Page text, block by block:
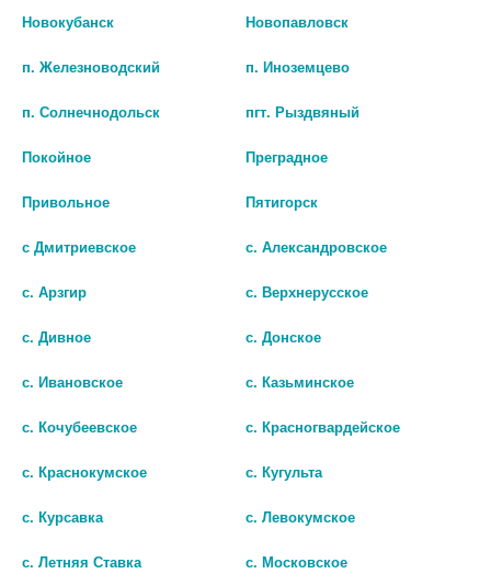
В КОРЗИНУ
КЛАРИТИН 10МГ. №30 ТАБ. 1907
454 руб.
В КОРЗИНУ
ЭЛЬЦЕТ 5МГ. №28 ТАБ. П/ПЛЕН/
Новокубанск Новопавловск
п. Железноводский п. Иноземцево
п. Солнечнодольск пгт. Рыздвяный
Покойное Преградное
Привольное Пятигорск
с Дмитриевское с. Александровское
с. Арзгир с. Верхнерусское
с. Дивное с. Донское
с. Ивановское с. Казьминское
с. Кочубеевское с. Красногвардейское
с. Краснокумское с. Кугульта
с. Курсавка с. Левокумское
с. Летняя Ставка с. Московское